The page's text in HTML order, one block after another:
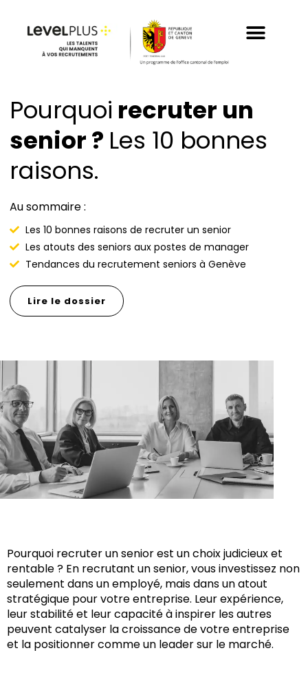
contenu
Pourquoi recruter un
senior ? Les 10 bonnes
raisons.
Au sommaire :
Les 10 bonnes raisons de recruter un senior
Les atouts des seniors aux postes de manager
Tendances du recrutement seniors à Genève
Lire le dossier
Pourquoi recruter un senior est un choix judicieux et
rentable ? En recrutant un senior, vous investissez non
seulement dans un employé, mais dans un atout
stratégique pour votre entreprise. Leur expérience,
leur stabilité et leur capacité à inspirer les autres
peuvent catalyser la croissance de votre entreprise
et la positionner comme un leader sur le marché.